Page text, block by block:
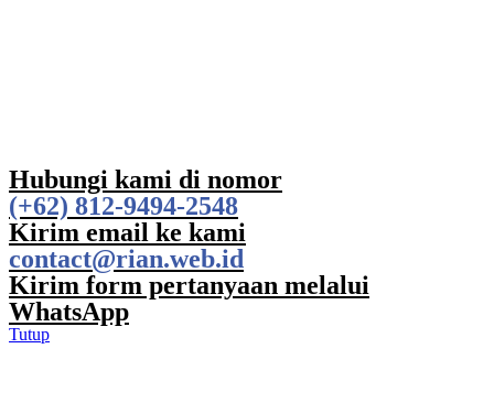
Hubungi kami di nomor
(+62) 812-9494-2548
Kirim email ke kami
contact@rian.web.id
Kirim form pertanyaan melalui
WhatsApp
Tutup